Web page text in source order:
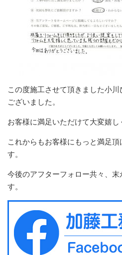
この度施工させて頂きました小
ございました。
お客様に満足いただけて大変嬉し
これからもお客様にもっと満足
す。
今後のアフターフォロー共々、末
す。